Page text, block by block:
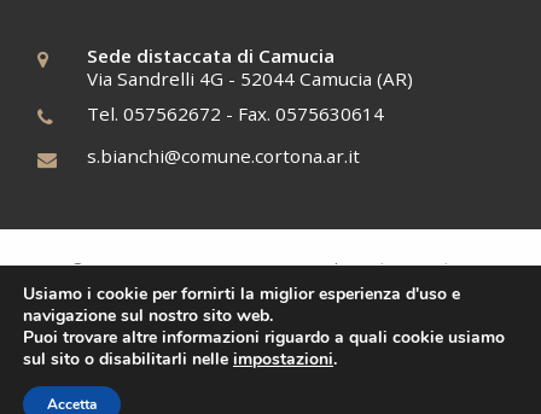
Sede distaccata di Camucia
Via Sandrelli 4G - 52044 Camucia (AR)
Tel. 057562672 - Fax. 0575630614
s.bianchi@comune.cortona.ar.it
© 2017 BCAE, C.F. 12345678910 |Cookies policy
Siti Web Tiphys
Usiamo i cookie per fornirti la miglior esperienza d'uso e
navigazione sul nostro sito web.
Puoi trovare altre informazioni riguardo a quali cookie usiamo
sul sito o disabilitarli nelle impostazioni.
Accetta